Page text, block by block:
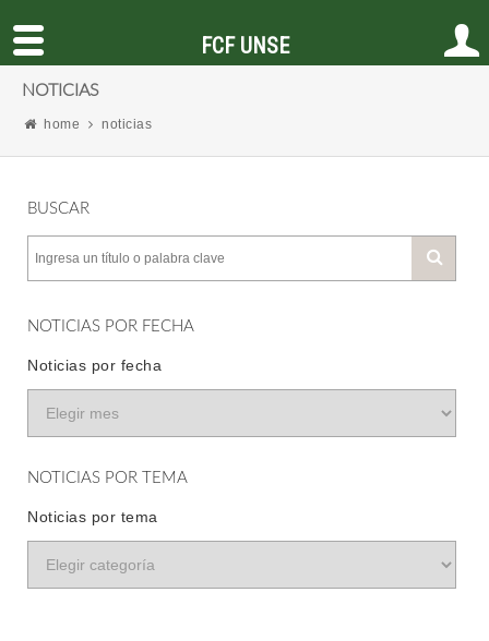
NOTICIAS
home noticias
BUSCAR
NOTICIAS POR FECHA
Noticias por fecha
NOTICIAS POR TEMA
Noticias por tema
FCF UNSE